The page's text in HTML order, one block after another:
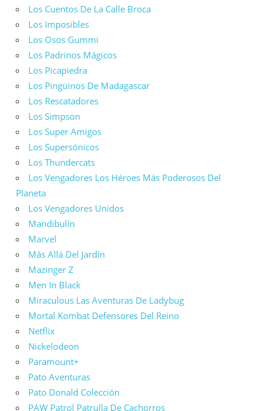
Los Cuentos De La Calle Broca
Los Imposibles
Los Osos Gummi
Los Padrinos Mágicos
Los Picapiedra
Los Pingüinos De Madagascar
Los Rescatadores
Los Simpson
Los Super Amigos
Los Supersónicos
Los Thundercats
Los Vengadores Los Héroes Más Poderosos Del
Planeta
Los Vengadores Unidos
Mandibulín
Marvel
Más Allá Del Jardín
Mazinger Z
Men In Black
Miraculous Las Aventuras De Ladybug
Mortal Kombat Defensores Del Reino
Netflix
Nickelodeon
Paramount+
Pato Aventuras
Pato Donald Colección
PAW Patrol Patrulla De Cachorros